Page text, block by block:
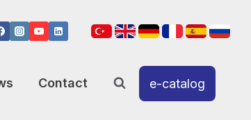
Contact e-catalog